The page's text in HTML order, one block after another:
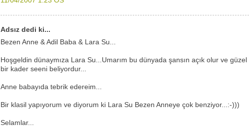
Adsız dedi ki...
Bezen Anne & Adil Baba & Lara Su...
Hoşgeldin dünaymıza Lara Su...Umarım bu dünyada şansın açık olur ve güzel
bir kader seeni beliyordur...
Anne babayıda tebrik edereim...
Bir klasil yapıyorum ve diyorum ki Lara Su Bezen Anneye çok benziyor...:-)))
Selamlar...